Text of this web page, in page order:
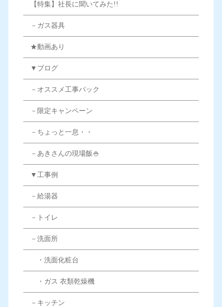
【特集】社長に聞いてみた!!
－ガス器具
★動画あり
▼ブログ
－オススメ工事パック
－限定キャンペーン
－ちょっと一息・・
－あきさんの現場飯🍚
▼工事例
－給湯器
－トイレ
－洗面所
・洗面化粧台
・ガス 衣類乾燥機
－キッチン